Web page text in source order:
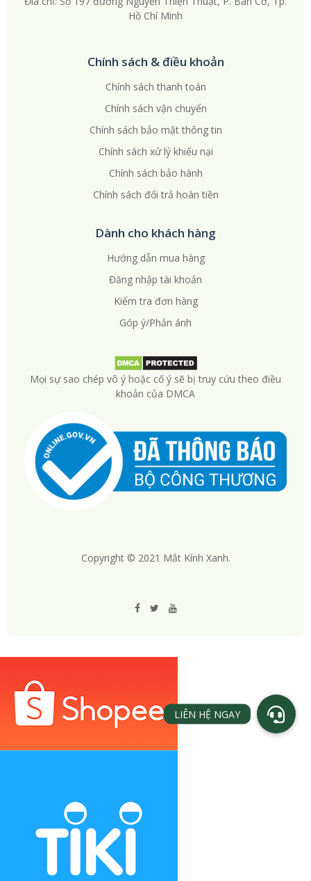
Hồ Chí Minh
Chính sách & điều khoản
Chính sách thanh toán
Chính sách vận chuyển
Chính sách bảo mật thông tin
Chính sách xử lý khiếu nại
Chính sách bảo hành
Chính sách đổi trả hoàn tiền
Dành cho khách hàng
Hướng dẫn mua hàng
Đăng nhập tài khoản
Kiểm tra đơn hàng
Góp ý/Phản ánh
Mọi sự sao chép vô ý hoặc cố ý sẽ bị truy cứu theo điều
khoản của DMCA
Copyright © 2021 Mắt Kính Xanh.